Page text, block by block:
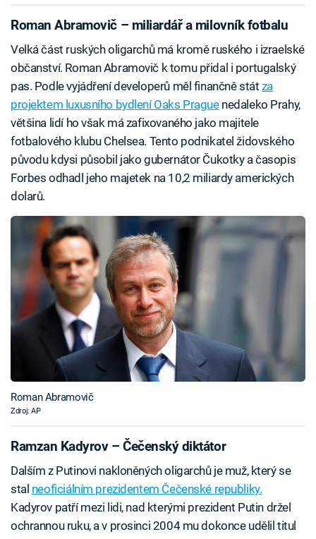
Roman Abramovič – miliardář a milovník fotbalu
Velká část ruských oligarchů má kromě ruského i izraelské
občanství. Roman Abramovič k tomu přidal i portugalský
pas. Podle vyjádření developerů měl finančně stát za
projektem luxusního bydlení Oaks Praguenedaleko Prahy,
většina lidí ho však má zafixovaného jako majitele
fotbalového klubu Chelsea. Tento podnikatel židovského
původu kdysi působil jako gubernátor Čukotky a časopis
Forbes odhadl jeho majetek na 10,2 miliardy amerických
dolarů.
Roman Abramovič
Zdroj: AP
Ramzan Kadyrov – Čečenský diktátor
Dalším z Putinovi nakloněných oligarchů je muž, který se
stal neoficiálním prezidentem Čečenské republiky.
Kadyrov patří mezi lidi, nad kterými prezident Putin držel
ochrannou ruku, a v prosinci 2004 mu dokonce udělil titul